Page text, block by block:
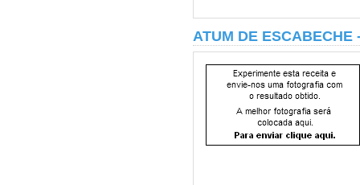
ATUM DE ESCABECHE